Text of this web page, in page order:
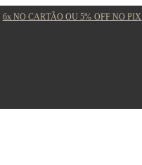
6x NO CARTÃO OU 5% OFF NO PIX